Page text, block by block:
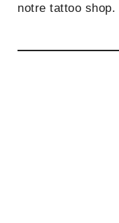
notre tattoo shop.